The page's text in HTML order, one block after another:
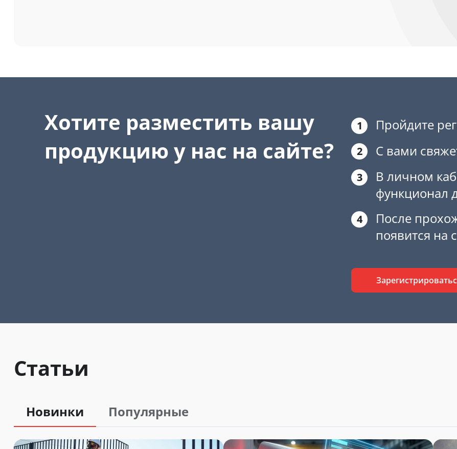
Хотите разместить вашу
продукцию у нас на сайте?
1 Пройдите
2 С вами
3
В личном
функционал
4
После
появится на
Статьи
Новинки Популярные